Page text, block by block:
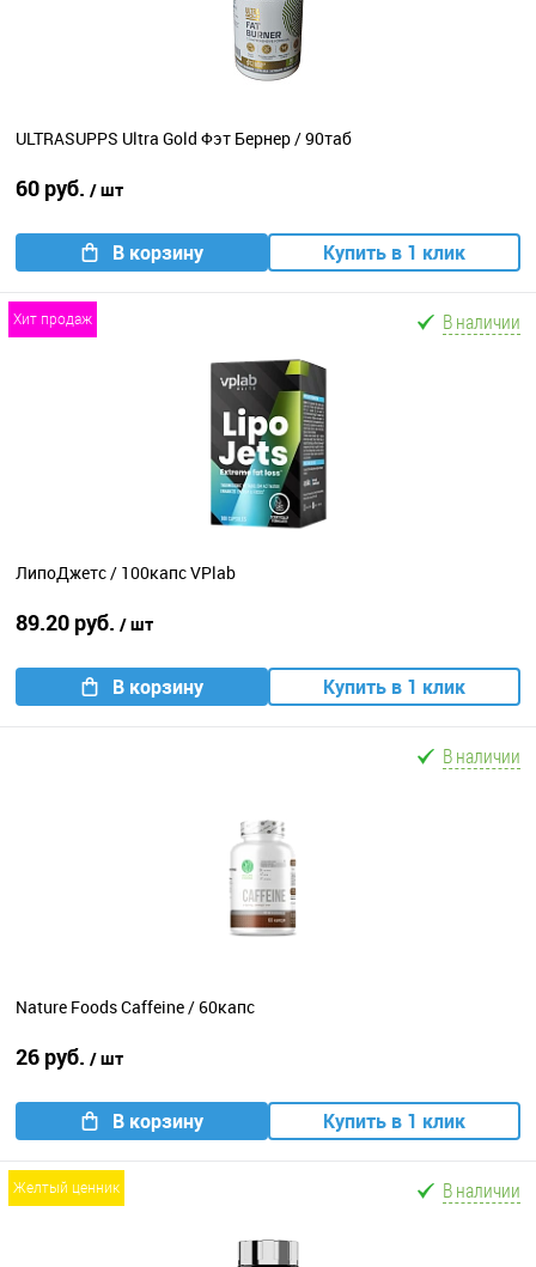
ULTRASUPPS Ultra Gold Фэт Бернер / 90таб
60 руб. / шт
В корзину Купить в 1 клик
хит продаж В наличии
ЛипоДжетс / 100капс VPlab
89.20 руб. / шт
В корзину Купить в 1 клик
В наличии
Nature Foods Caffeine / 60капс
26 руб. / шт
В корзину Купить в 1 клик
желтый ценник В наличии